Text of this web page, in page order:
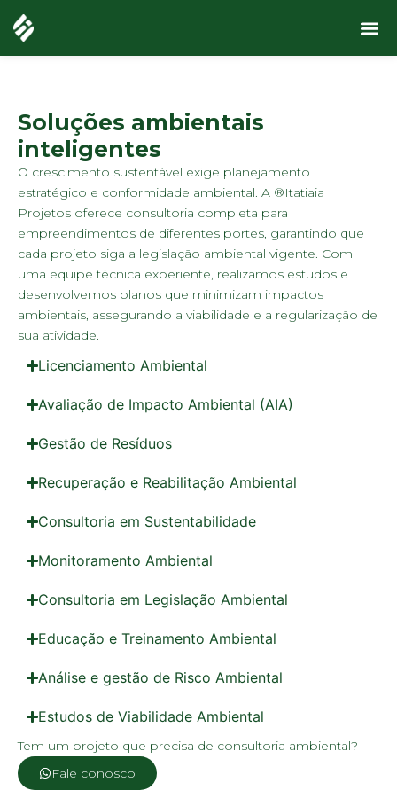
Soluções ambientais
inteligentes
O crescimento sustentável exige planejamento
estratégico e conformidade ambiental. A ®Itatiaia
Projetos oferece consultoria completa para
empreendimentos de diferentes portes, garantindo que
cada projeto siga a legislação ambiental vigente. Com
uma equipe técnica experiente, realizamos estudos e
desenvolvemos planos que minimizam impactos
ambientais, assegurando a viabilidade e a regularização de
sua atividade.
Licenciamento Ambiental
Avaliação de Impacto Ambiental (AIA)
Gestão de Resíduos
Recuperação e Reabilitação Ambiental
Consultoria em Sustentabilidade
Monitoramento Ambiental
Consultoria em Legislação Ambiental
Educação e Treinamento Ambiental
Análise e gestão de Risco Ambiental
Estudos de Viabilidade Ambiental
Tem um projeto que precisa de consultoria ambiental?
Fale conosco